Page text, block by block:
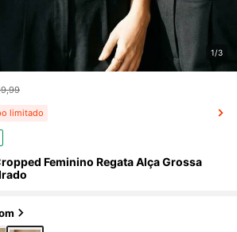
1/3
limitado
Feminino Regata Alça Grossa